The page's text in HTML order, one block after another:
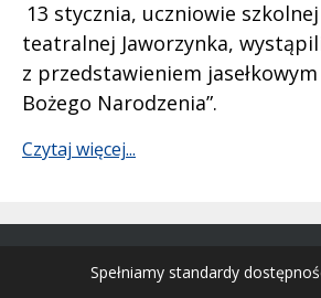
Treść
13 stycznia, uczniowie
teatralnej Jaworzynka,
z przedstawieniem jasełkowym
Bożego Narodzenia”.
Czytaj więcej...
Spełniamy standardy